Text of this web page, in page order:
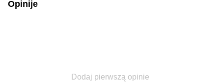
Opinije
Dodaj pierwszą opinie